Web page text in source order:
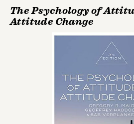
The Psychology of
Attitude Change